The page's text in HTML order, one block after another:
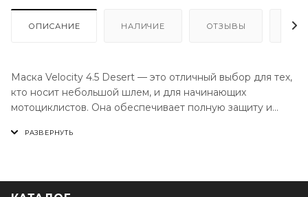
ОПИСАНИЕ НАЛИЧИЕ ОТЗЫВЫ
Маска Velocity 4.5 Desert — это отличный выбор для тех,
кто носит небольшой шлем, и для начинающих
мотоциклистов. Она обеспечивает полную защиту и
Широкий обзор. Маска оснащена линзами WideVision с